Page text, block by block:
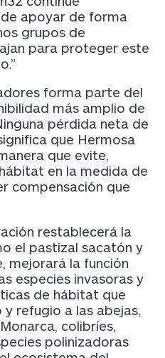
apoyar de forma
grupos de
para proteger este
forma parte del
más amplio de
pérdida neta de
que Hermosa
que evite,
en la medida de
compensación que
restablecerá la
el pastizal sacatón y
mejorará la función
especies invasoras y
de hábitat que
refugio a las abejas,
colibríes,
polinizadoras